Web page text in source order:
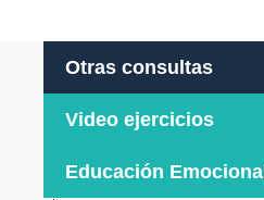
Otras consultas
Video ejercicios
Educación Emocional